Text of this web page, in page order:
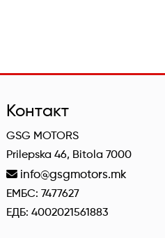
Контакт
GSG MOTORS
Prilepska 46, Bitola 7000
info@gsgmotors.mk
ЕМБС: 7477627
ЕДБ: 4002021561883